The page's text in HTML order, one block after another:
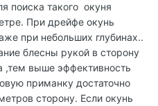
поиска такого окуня
При дрейфе окунь
при небольших глубинах..
блесны рукой в сторону
,тем выше эффективность
приманку достаточно
сторону. Если окунь